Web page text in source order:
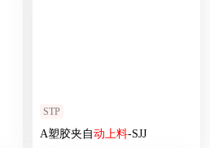
STP
A塑胶夹自动上料-SJJ